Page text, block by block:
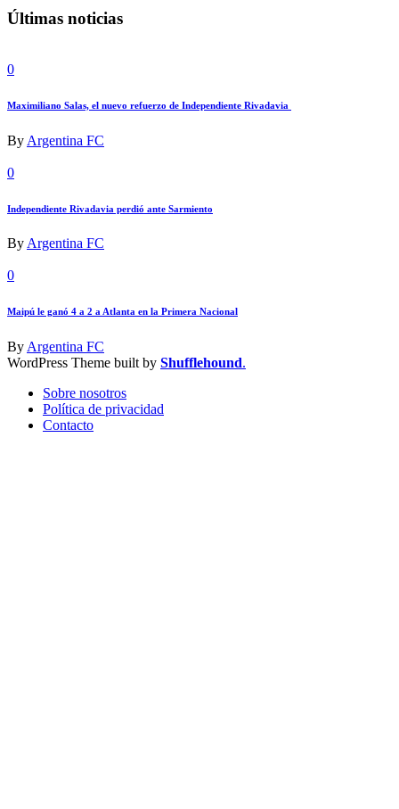
Últimas noticias
0
Maximiliano Salas, el nuevo refuerzo de Independiente Rivadavia
By Argentina FC
0
Independiente Rivadavia perdió ante Sarmiento
ByArgentina FC
0
Maipú le ganó 4 a 2 a Atlanta en la Primera Nacional
ByArgentina FC
WordPress Theme built by Shufflehound.
Sobre nosotros
Política de privacidad
Contacto